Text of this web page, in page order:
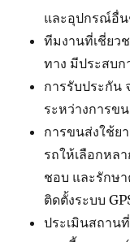
และอุปกรณ์อื่น
ทีมงานที่เชี่ยว
ทาง มีประสบก
การรับประกัน
ระหว่างการข
การขนส่งใช้ย
รถให้เลือกหล
ชอบ และรักษ
ติดตั้งระบบ
ประเมินสถาน